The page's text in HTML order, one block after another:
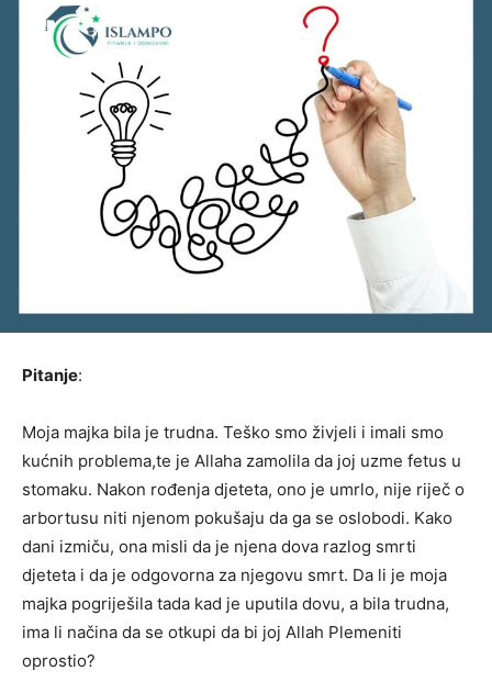
Pitanje:
Moja majka bila je trudna. Teško smo živjeli i imali smo
kućnih problema,te je Allaha zamolila da joj uzme fetus u
stomaku. Nakon rođenja djeteta, ono je umrlo, nije riječ o
arbortusu niti njenom pokušaju da ga se oslobodi. Kako
dani izmiču, ona misli da je njena dova razlog smrti
djeteta i da je odgovorna za njegovu smrt. Da li je moja
majka pogriješila tada kad je uputila dovu, a bila trudna,
ima li načina da se otkupi da bi joj Allah Plemeniti
oprostio?